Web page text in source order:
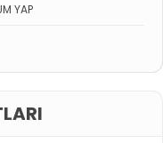
YAP